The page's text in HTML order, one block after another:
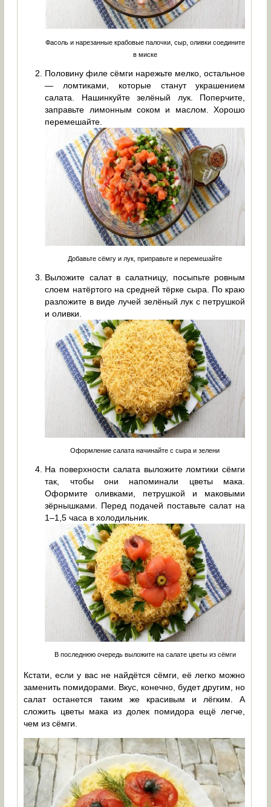
Фасоль и нарезанные крабовые палочки, сыр, оливки соедините
в миске
Половину филе сёмги нарежьте мелко, остальное
— ломтиками, которые станут украшением
салата. Нашинкуйте зелёный лук. Поперчите,
заправьте лимонным соком и маслом. Хорошо
перемешайте.
Добавьте сёмгу и лук, приправьте и перемешайте
Выложите салат в салатницу, посыпьте ровным
слоем натёртого на средней тёрке сыра. По краю
разложите в виде лучей зелёный лук с петрушкой
и оливки.
Оформление салата начинайте с сыра и зелени
На поверхности салата выложите ломтики сёмги
так, чтобы они напоминали цветы мака.
Оформите оливками, петрушкой и маковыми
зёрнышками. Перед подачей поставьте салат на
1–1,5 часа в холодильник.
В последнюю очередь выложите на салате цветы из сёмги
Кстати, если у вас не найдётся сёмги, её легко можно
заменить помидорами. Вкус, конечно, будет другим, но
салат останется таким же красивым и лёгким. А
сложить цветы мака из долек помидора ещё легче,
чем из сёмги.